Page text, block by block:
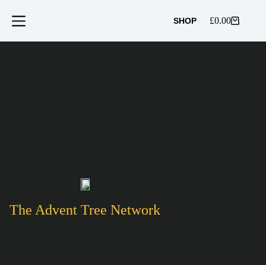
content
SHOP
Shopping
£0.00
The Advent Tree Network